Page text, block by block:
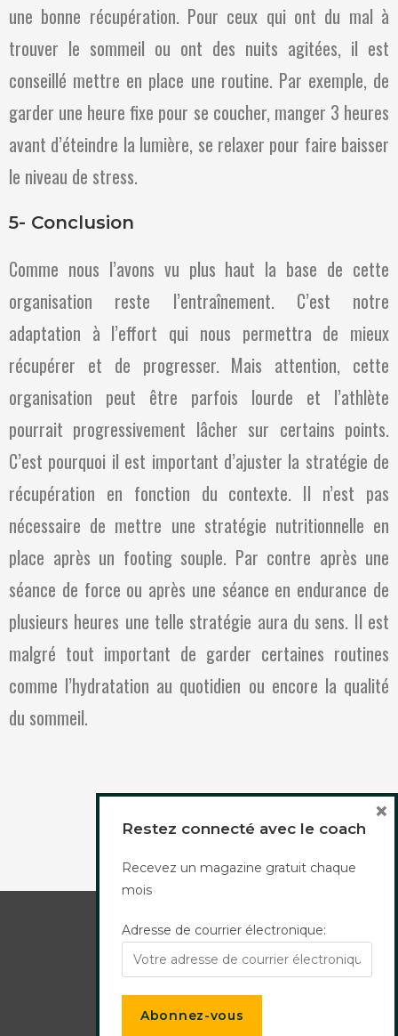
une bonne récupération. Pour ceux qui ont du mal à
trouver le sommeil ou ont des nuits agitées, il est
conseillé mettre en place une routine. Par exemple, de
garder une heure fixe pour se coucher, manger 3 heures
avant d’éteindre la lumière, se relaxer pour faire baisser
le niveau de stress.
5- Conclusion
Comme nous l’avons vu plus haut la base de cette
organisation reste l’entraînement. C’est notre
adaptation à l’effort qui nous permettra de mieux
récupérer et de progresser. Mais attention, cette
organisation peut être parfois lourde et l’athlète
pourrait progressivement lâcher sur certains points.
C’est pourquoi il est important d’ajuster la stratégie de
récupération en fonction du contexte. Il n’est pas
nécessaire de mettre une stratégie nutritionnelle en
place après un footing souple. Par contre après une
séance de force ou après une séance en endurance de
plusieurs heures une telle stratégie aura du sens. Il est
malgré tout important de garder certaines routines
comme l’hydratation au quotidien ou encore la qualité
du sommeil.
Mentions légales
Politique de confidentialité
Restez connecté avec le coach
Recevez un magazine gratuit chaque
mois
Adresse de courrier électronique:
×